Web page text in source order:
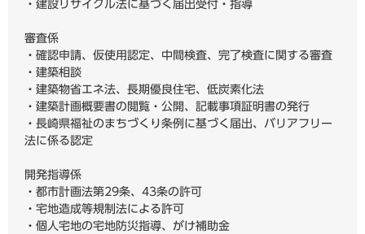
・建設リサイクル法に基づく届出受付・指導
審査係
・確認申請、仮使用認定、中間検査、完了検査に関する審査
・建築相談
・建築物省エネ法、長期優良住宅、低炭素化法
・建築計画概要書の閲覧・公開、記載事項証明書の発行
・長崎県福祉のまちづくり条例に基づく届出、バリアフリー
法に係る認定
開発指導係
・都市計画法第29条、43条の許可
・宅地造成等規制法による許可
・個人宅地の宅地防災指導、がけ補助金